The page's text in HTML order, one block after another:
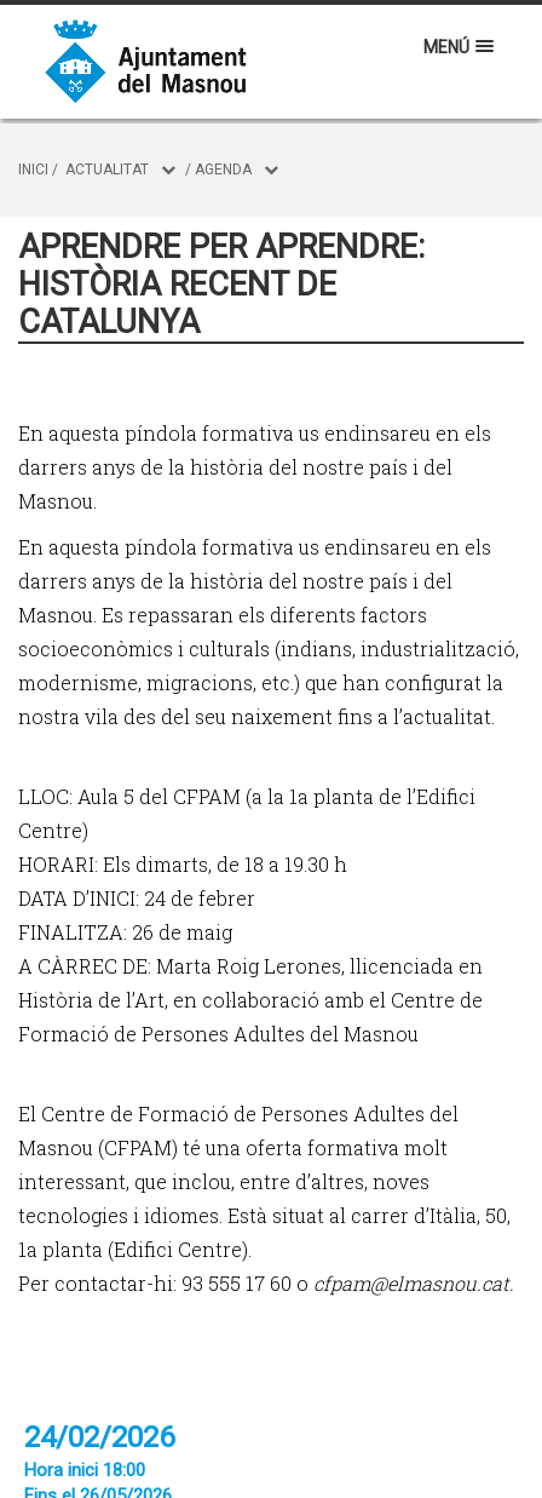
MENÚ
INICI / ACTUALITAT / AGENDA
APRENDRE PER APRENDRE:
HISTÒRIA RECENT DE
CATALUNYA
En aquesta píndola formativa us endinsareu en els
darrers anys de la història del nostre país i del
Masnou.
En aquesta píndola formativa us endinsareu en els
darrers anys de la història del nostre país i del
Masnou. Es repassaran els diferents factors
socioeconòmics i culturals (indians, industrialització,
modernisme, migracions, etc.) que han configurat la
nostra vila des del seu naixement fins a l’actualitat.
LLOC: Aula 5 del CFPAM (a la 1a planta de l’Edifici
Centre)
HORARI: Els dimarts, de 18 a 19.30 h
DATA D’INICI: 24 de febrer
FINALITZA: 26 de maig
A CÀRREC DE: Marta Roig Lerones, llicenciada en
Història de l’Art, en col·laboració amb el Centre de
Formació de Persones Adultes del Masnou
El Centre de Formació de Persones Adultes del
Masnou (CFPAM) té una oferta formativa molt
interessant, que inclou, entre d’altres, noves
tecnologies i idiomes. Està situat al carrer d’Itàlia, 50,
1a planta (Edifici Centre).
Per contactar-hi: 93 555 17 60 o cfpam@elmasnou.cat.
24/02/2026
Hora inici 18:00